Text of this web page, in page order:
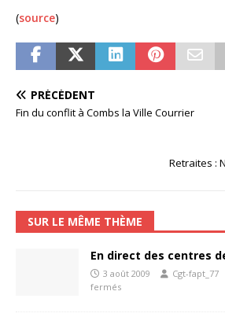
(source)
PRÉCÉDENT
Fin du conflit à Combs la Ville Courrier
Retraites :
SUR LE MÊME THÈME
En direct des centres
3 août 2009 Cgt-fapt_77
fermés